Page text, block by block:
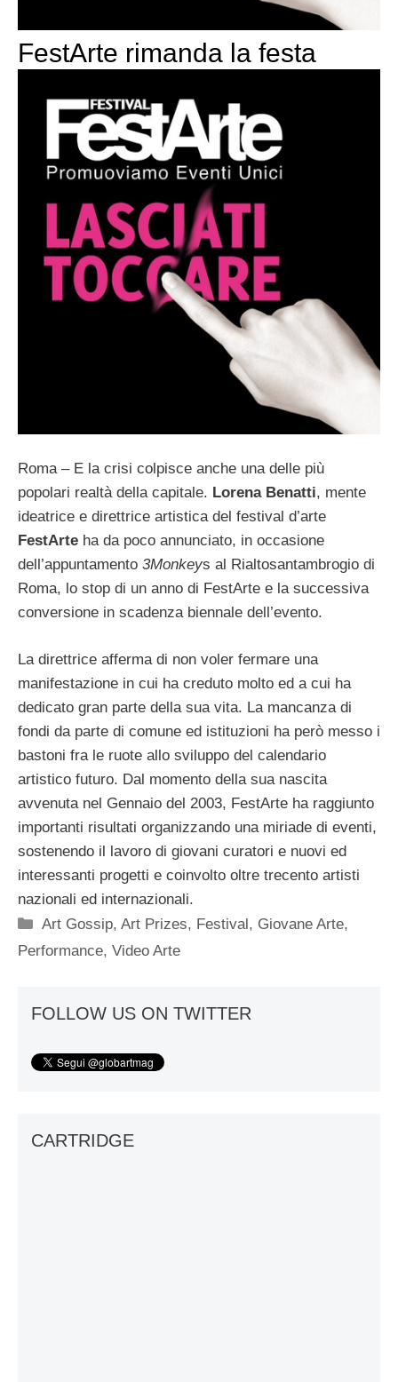
FestArte rimanda la festa
Roma – E la crisi colpisce anche una delle più
popolari realtà della capitale. Lorena Benatti, mente
ideatrice e direttrice artistica del festival d’arte
FestArte ha da poco annunciato, in occasione
dell’appuntamento 3Monkeys al Rialtosantambrogio di
Roma, lo stop di un anno di FestArte e la successiva
conversione in scadenza biennale dell’evento.
La direttrice afferma di non voler fermare una
manifestazione in cui ha creduto molto ed a cui ha
dedicato gran parte della sua vita. La mancanza di
fondi da parte di comune ed istituzioni ha però messo i
bastoni fra le ruote allo sviluppo del calendario
artistico futuro. Dal momento della sua nascita
avvenuta nel Gennaio del 2003, FestArte ha raggiunto
importanti risultati organizzando una miriade di eventi,
sostenendo il lavoro di giovani curatori e nuovi ed
interessanti progetti e coinvolto oltre trecento artisti
nazionali ed internazionali.
Categorie
Art Gossip,Art Prizes, Festival, Giovane Arte,
Performance, Video Arte
FOLLOW US ON TWITTER
CARTRIDGE